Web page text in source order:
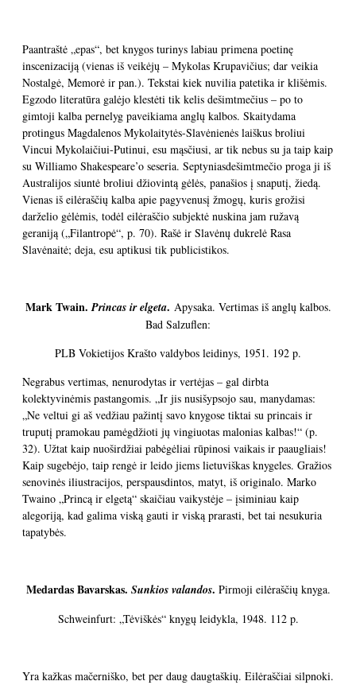
Paantraštė „epas“, bet knygos turinys labiau primena poetinę
inscenizaciją (vienas iš veikėjų – Mykolas Krupavičius; dar veikia
Nostalgė, Memorė ir pan.). Tekstai kiek nuvilia patetika ir klišėmis.
Egzodo literatūra galėjo klestėti tik kelis dešimtmečius – po to
gimtoji kalba pernelyg paveikiama anglų kalbos. Skaitydama
protingus Magdalenos Mykolaitytės-Slavėnienės laiškus broliui
Vincui Mykolaičiui-Putinui, esu mąsčiusi, ar tik nebus su ja taip kaip
su Williamo Shakespeare’o seseria. Septyniasdešimtmečio proga ji iš
Australijos siuntė broliui džiovintą gėlės, panašios į snaputį, žiedą.
Vienas iš eilėraščių kalba apie pagyvenusį žmogų, kuris grožisi
darželio gėlėmis, todėl eilėraščio subjektė nuskina jam ružavą
geraniją („Filantropė“, p. 70). Rašė ir Slavėnų dukrelė Rasa
Slavėnaitė; deja, esu aptikusi tik publicistikos.
Mark Twain.Princas ir elgeta. Apysaka. Vertimas iš anglų kalbos.
Bad Salzuflen:
PLB Vokietijos Krašto valdybos leidinys, 1951. 192 p.
Negrabus vertimas, nenurodytas ir vertėjas – gal dirbta
kolektyvinėmis pastangomis. „Ir jis nusišypsojo sau, manydamas:
„Ne veltui gi aš vedžiau pažintį savo knygose tiktai su princais ir
truputį pramokau pamėgdžioti jų vingiuotas malonias kalbas!“ (p.
32). Užtat kaip nuoširdžiai pabėgėliai rūpinosi vaikais ir paaugliais!
Kaip sugebėjo, taip rengė ir leido jiems lietuviškas knygeles. Gražios
senovinės iliustracijos, perspausdintos, matyt, iš originalo. Marko
Twaino „Princą ir elgetą“ skaičiau vaikystėje – įsiminiau kaip
alegoriją, kad galima viską gauti ir viską prarasti, bet tai nesukuria
tapatybės.
Medardas Bavarskas. Sunkios valandos. Pirmoji eilėraščių knyga.
Schweinfurt: „Tėviškės“ knygų leidykla, 1948. 112 p.
Yra kažkas mačerniško, bet per daug daugtaškių. Eilėraščiai silpnoki.